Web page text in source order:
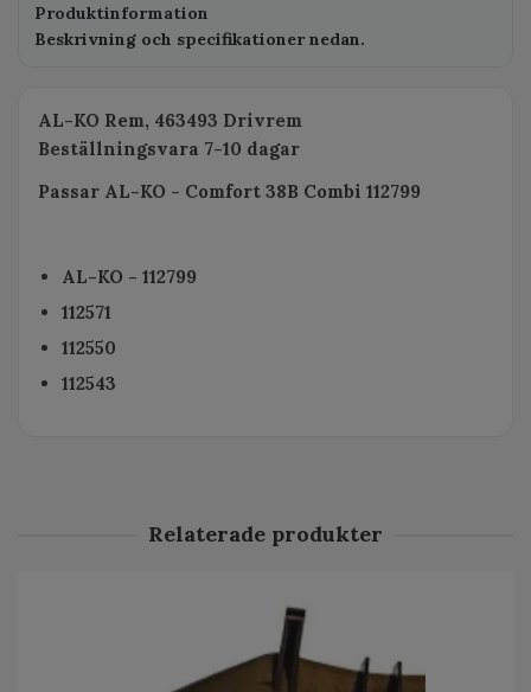
Produktinformation
Beskrivning och specifikationer nedan.
AL-KO Rem, 463493 Drivrem
Beställningsvara 7-10 dagar
Passar AL-KO - Comfort 38B Combi 112799
AL-KO - 112799
112571
112550
112543
Relaterade produkter